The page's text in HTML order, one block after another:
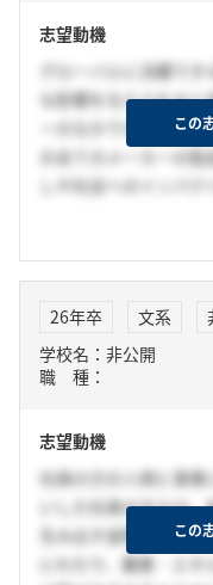
そのために入社後は、
び、細胞・再生医療
を目指します。
特に、インターンで
バイオデバイス開発」
というお話を伺った
その上で、私の強み
を存分に発揮し、若
的に関わりながら、
じて、広い視野を養う
そして将来的には、こ
て、大きく貢献したい
志望動機
グローバルに活躍で
な影響を与えられる
ーのなかでも上流の
の全てのメーカーの製
しや社会へのインパ
化学メーカーの中で
と貴社に貢献したい。
この
26年卒 文系
学校名：非公開
職 種：
志望動機
社員の方の人柄と事
いした社員の方々は
生み出す姿勢が印象
にわたり、農業・エ
この